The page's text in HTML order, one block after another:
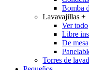
Bomba
Lavavajillas +
Ver todo
Libre
De mesa
Torres de